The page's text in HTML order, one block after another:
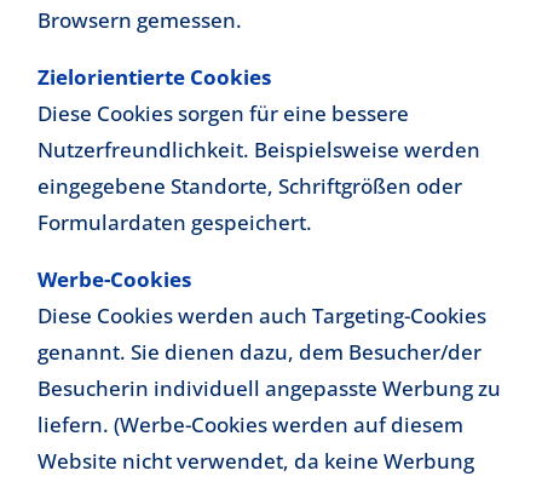
Browsern gemessen.
Zielorientierte Cookies
Diese Cookies sorgen für eine bessere
Nutzerfreundlichkeit. Beispielsweise werden
eingegebene Standorte, Schriftgrößen oder
Formulardaten gespeichert.
Werbe-Cookies
Diese Cookies werden auch Targeting-Cookies
genannt. Sie dienen dazu, dem Besucher/der
Besucherin individuell angepasste Werbung zu
liefern. (Werbe-Cookies werden auf diesem
Website nicht verwendet, da keine Werbung